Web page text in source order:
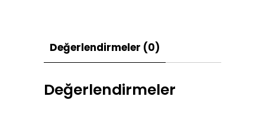
Değerlendirmeler (0)
Değerlendirmeler